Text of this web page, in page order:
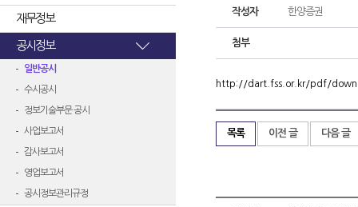
재무정보
공시정보
일반공시
수시공시
정보기술부문 공시
사업보고서
감사보고서
영업보고서
공시정보관리규정
작성자 한양증권
첨부
http://dart.fss.or.kr/pdf/
목록 이전 글 다음 글